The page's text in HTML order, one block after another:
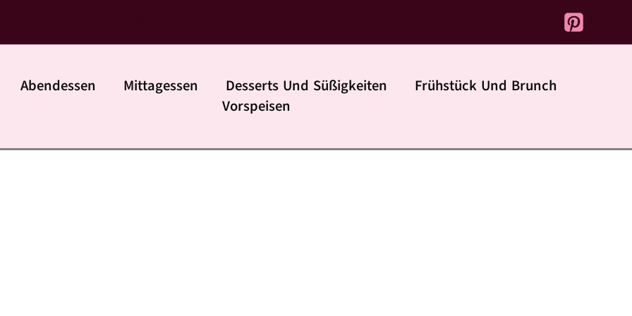
Abendessen Mittagessen Desserts Und Süßigkeiten
Frühstück Und Brunch
Vorspeisen